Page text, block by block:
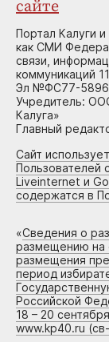
сайте
Портал Калуги
как СМИ
связи,
коммуникаций
Эл №ФС77-
Учредитель:
Калуга»
Главный
Сайт
Пользователей
Liveinternet и
содержатся в
«Сведения о
размещению на
размещения
период
Российской
18 – 20
www.kp40.ru